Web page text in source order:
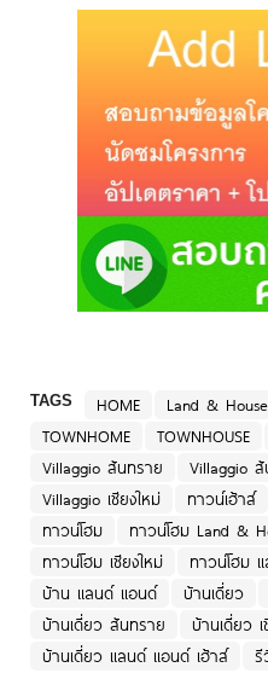
TAGS HOME
Land &
TOWNHOME
TOWNHOUSE
Villaggio สันทราย
Villaggio สั
Villaggio เชียงใหม่
ทาวน์เฮ้าส์
ทาวน์โฮม
ทาวน์โฮม Land &
ทาวน์โฮม เชียงใหม่
ทาวน์โฮม
บ้าน แลนด์ แอนด์
บ้านเดี่ยว
บ้านเดี่ยว สันทราย
บ้านเดี่ยว
บ้านเดี่ยว แลนด์ แอนด์ เฮ้าส์
รี